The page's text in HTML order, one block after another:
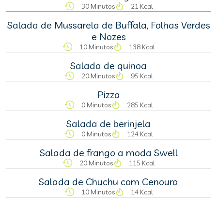
30 Minutos 21 Kcal
Salada de Mussarela de Buffala, Folhas Verdes
e Nozes
10 Minutos 138 Kcal
Salada de quinoa
20 Minutos 95 Kcal
Pizza
0 Minutos 285 Kcal
Salada de berinjela
0 Minutos 124 Kcal
Salada de frango a moda Swell
20 Minutos 115 Kcal
Salada de Chuchu com Cenoura
10 Minutos 14 Kcal